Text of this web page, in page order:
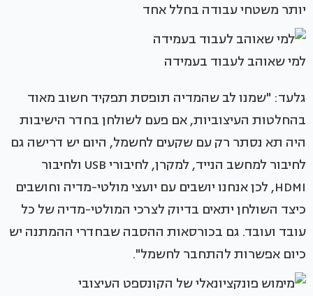
יותר משטחי עבודה בחלל אחד
למי שאוהב לעבוד בעמידה
גלעד: "שמנו לב שהמדיה תופסת תפקיד חשוב מאוד
בהחלטות העיצוביות, אם פעם לשולחן בחדר הישיבות
היה תא נסתר רק עם שקעים לחשמל, היום יש דרישה גם
לחיבור למחשב הנייד, למקרן, לחיבורי USB ולחיבור
HDMI, לכן אנחנו יושבים עם יועצי מולטי-מדיה וחושבים
כיצד השולחן יתאים בדיוק לצרכי המולטי-מדיה של כל
עובד ועובד. גם בכורסאות ההסבה שבחדרי ההמתנה יש
כיום אפשרות להתחבר לחשמל".